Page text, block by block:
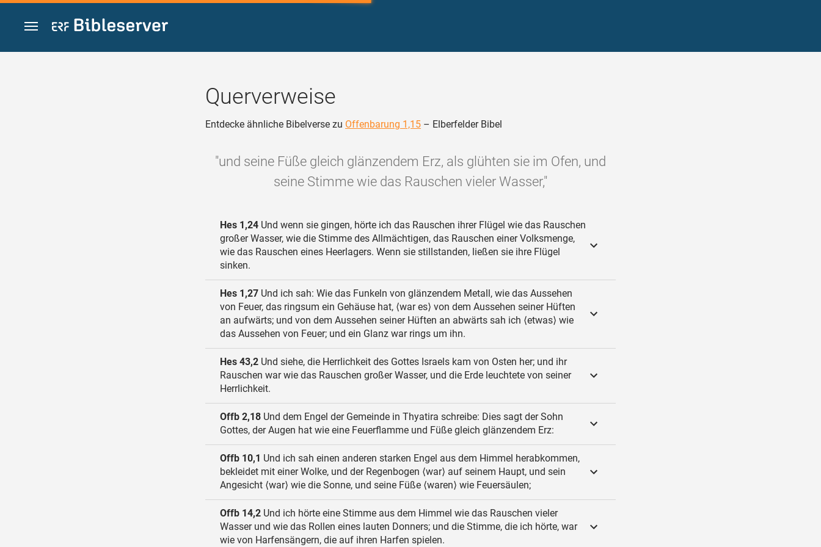
Zum Inhalt springen
Querverweise
Entdecke ähnliche Bibelverse zu Offenbarung 1,15 – Elberfelder Bibel
"und seine Füße gleich glänzendem Erz, als glühten sie im Ofen, und
seine Stimme wie das Rauschen vieler Wasser,"
Hes 1,24 Und wenn sie gingen, hörte ich das Rauschen ihrer Flügel wie das Rauschen
großer Wasser, wie die Stimme des Allmächtigen, das Rauschen einer Volksmenge,
wie das Rauschen eines Heerlagers. Wenn sie stillstanden, ließen sie ihre Flügel
sinken.
Hes 1,27 Und ich sah: Wie das Funkeln von glänzendem Metall, wie das Aussehen
von Feuer, das ringsum ein Gehäuse hat, ⟨war es⟩ von dem Aussehen seiner Hüften
an aufwärts; und von dem Aussehen seiner Hüften an abwärts sah ich ⟨etwas⟩ wie
das Aussehen von Feuer; und ein Glanz war rings um ihn.
Hes 43,2 Und siehe, die Herrlichkeit des Gottes Israels kam von Osten her; und ihr
Rauschen war wie das Rauschen großer Wasser, und die Erde leuchtete von seiner
Herrlichkeit.
Offb 2,18 Und dem Engel der Gemeinde in Thyatira schreibe: Dies sagt der Sohn
Gottes, der Augen hat wie eine Feuerflamme und Füße gleich glänzendem Erz:
Offb 10,1 Und ich sah einen anderen starken Engel aus dem Himmel herabkommen,
bekleidet mit einer Wolke, und der Regenbogen ⟨war⟩ auf seinem Haupt, und sein
Angesicht ⟨war⟩ wie die Sonne, und seine Füße ⟨waren⟩ wie Feuersäulen;
Offb 14,2 Und ich hörte eine Stimme aus dem Himmel wie das Rauschen vieler
Wasser und wie das Rollen eines lauten Donners; und die Stimme, die ich hörte, war
wie von Harfensängern, die auf ihren Harfen spielen.